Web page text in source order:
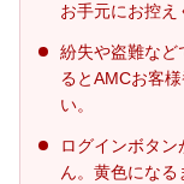
お手元にお控え
紛失や盗難など
るとAMCお客
い。
ログインボタ
ん。黄色になる